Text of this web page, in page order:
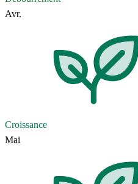
Avr.
Croissance
Mai